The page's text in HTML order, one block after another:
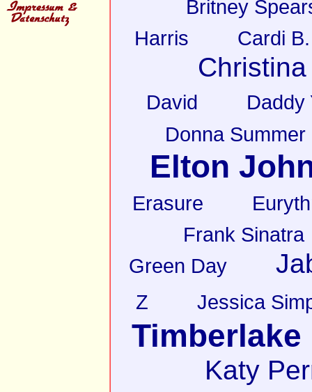
Britney
Harris
Cardi B.
David
Daddy
Donna Summer
Elton
Erasure
Frank Sinatra
Green Day
Z Jessica
Timberlake
Katy